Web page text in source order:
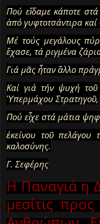
Πού εἴδαμε κάποτε
ἀπό γυφτοτσάντιρα καί
Μέ τούς μεγάλους
ἔχασε, τά ριγμένα
Γιά μᾶς ἦταν ἄλλο
Καί γιά τήν ψυχή
Ὑπερμάχου Στρατηγοῦ,
Πού εἶχε στά μάτια
ἐκείνου τοῦ
καλοσύνης.
Γ. Σεφέρης
Η Παναγιά η
μεσίτις